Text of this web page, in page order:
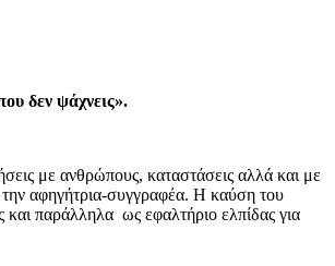
δεν ψάχνεις».
με ανθρώπους, καταστάσεις αλλά και με
την αφηγήτρια-συγγραφέα. Η καύση του
παράλληλα ως εφαλτήριο ελπίδας για